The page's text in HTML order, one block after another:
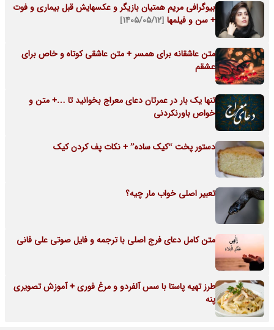
بیوگرافی مریم همتیان بازیگر و عکسهایش قبل بیماری و فوت
+ سن و فیلمها [۱۴۰۵/۰۵/۱۲]
متن عاشقانه برای همسر + متن عاشقی کوتاه و خاص برای
عشقم
تنها یک بار در عمرتان دعای معراج بخوانید تا …+ متن و
خواص باورنکردنی
دستور پخت “کیک ساده” + نکات پف کردن کیک
تعبیر اصلی خواب مار چیه؟
متن کامل دعای فرج اصلی با ترجمه و فایل صوتی علی فانی
طرز تهیه پاستا با سس آلفردو و مرغ فوری + آموزش تصویری
پنه